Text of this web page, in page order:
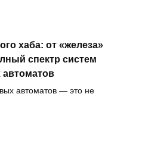
хаба: от «железа»
спектр систем
автоматов
автоматов — это не